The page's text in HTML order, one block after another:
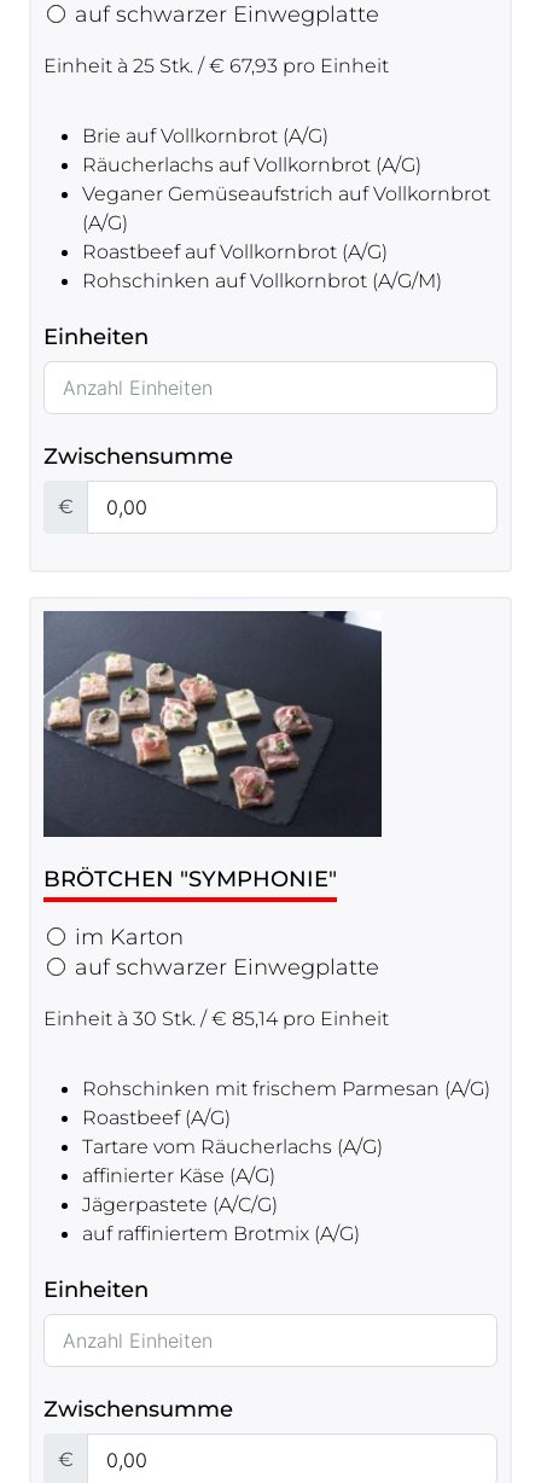
auf schwarzer Einwegplatte
Einheit à 25 Stk. / € 67,93 pro Einheit
Brie auf Vollkornbrot (A/G)
Räucherlachs auf Vollkornbrot (A/G)
Veganer Gemüseaufstrich auf Vollkornbrot
(A/G)
Roastbeef auf Vollkornbrot (A/G)
Rohschinken auf Vollkornbrot (A/G/M)
Einheiten
Zwischensumme
€
BRÖTCHEN "SYMPHONIE"
im Karton
auf schwarzer Einwegplatte
Einheit à 30 Stk. / € 85,14 pro Einheit
Rohschinken mit frischem Parmesan (A/G)
Roastbeef (A/G)
Tartare vom Räucherlachs (A/G)
affinierter Käse (A/G)
Jägerpastete (A/C/G)
auf raffiniertem Brotmix (A/G)
Einheiten
Zwischensumme
€